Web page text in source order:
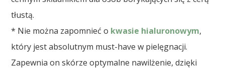
tłustą.
* Nie można zapomnieć o kwasie hialuronowym,
który jest absolutnym must-have w pielęgnacji.
Zapewnia on skórze optymalne nawilżenie, dzięki